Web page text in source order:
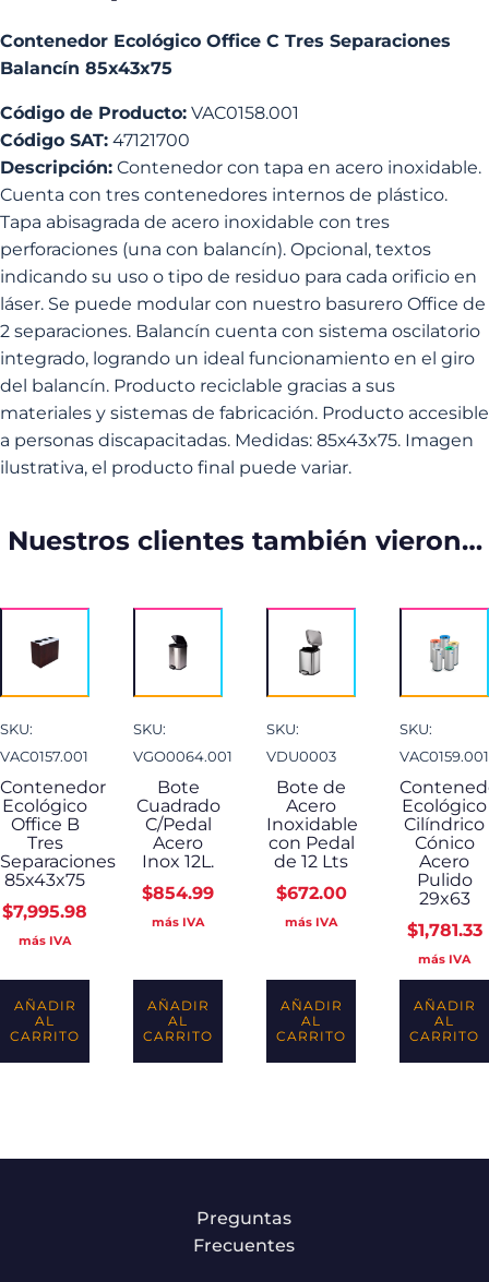
Contenedor Ecológico Office C Tres Separaciones
Balancín 85x43x75
Código de Producto: VAC0158.001
Código SAT: 47121700
Descripción: Contenedor con tapa en acero inoxidable.
Cuenta con tres contenedores internos de plástico.
Tapa abisagrada de acero inoxidable con tres
perforaciones (una con balancín). Opcional, textos
indicando su uso o tipo de residuo para cada orificio en
láser. Se puede modular con nuestro basurero Office de
2 separaciones. Balancín cuenta con sistema oscilatorio
integrado, logrando un ideal funcionamiento en el giro
del balancín. Producto reciclable gracias a sus
materiales y sistemas de fabricación. Producto accesible
a personas discapacitadas. Medidas: 85x43x75. Imagen
ilustrativa, el producto final puede variar.
Nuestros clientes también vieron…
SKU:
VAC0157.001
Contenedor
Ecológico
Office B
Tres
Separaciones
85x43x75
$7,995.98
más IVA
AÑADIR
AL
CARRITO
SKU:
VGO0064.001
Bote
Cuadrado
C/Pedal
Acero
Inox 12L.
$854.99
más IVA
AÑADIR
AL
CARRITO
SKU:
VDU0003
Bote de
Acero
Inoxidable
con Pedal
de 12 Lts
$672.00
más IVA
AÑADIR
AL
CARRITO
SKU:
VAC0159.001
Ecológico
Cilíndrico
Cónico
Acero
Pulido
29x63
$1,781.33
más IVA
AÑADIR
AL
CARRITO
Preguntas
Frecuentes